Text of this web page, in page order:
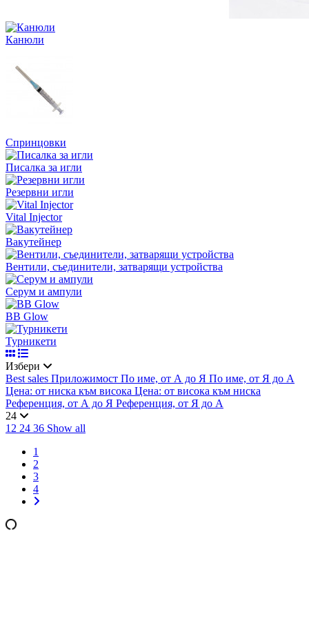
Канюли
Спринцовки
Писалка за игли
Резервни игли
Vital Injector
Вакутейнер
Вентили, съединители, затварящи устройства
Серум и ампули
BB Glow
Турникети
Избери
Best sales Приложимост По име, от А до Я По име, от Я до А
Цена: от ниска към висока Цена: от висока към ниска
Референция, от А до Я Референция, от Я до А
24
12 24 36 Show all
1
2
3
4